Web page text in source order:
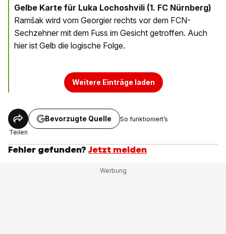
Gelbe Karte für Luka Lochoshvili (1. FC Nürnberg)
Ramšak wird vom Georgier rechts vor dem FCN-
Sechzehner mit dem Fuss im Gesicht getroffen. Auch
hier ist Gelb die logische Folge.
Weitere Einträge laden
Teilen
Bevorzugte Quelle So funktioniert’s
Fehler gefunden? Jetzt melden